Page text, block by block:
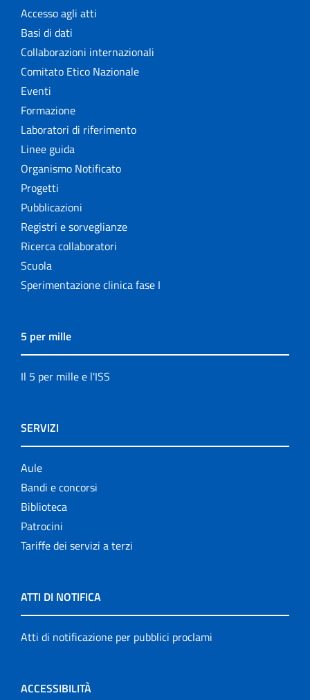
Accesso agli atti
Basi di dati
Collaborazioni internazionali
Comitato Etico Nazionale
Eventi
Formazione
Laboratori di riferimento
Linee guida
Organismo Notificato
Progetti
Pubblicazioni
Registri e sorveglianze
Ricerca collaboratori
Scuola
Sperimentazione clinica fase I
5 per mille
Il 5 per mille e l'ISS
SERVIZI
Aule
Bandi e concorsi
Biblioteca
Patrocini
Tariffe dei servizi a terzi
ATTI DI NOTIFICA
Atti di notificazione per pubblici proclami
ACCESSIBILITÀ